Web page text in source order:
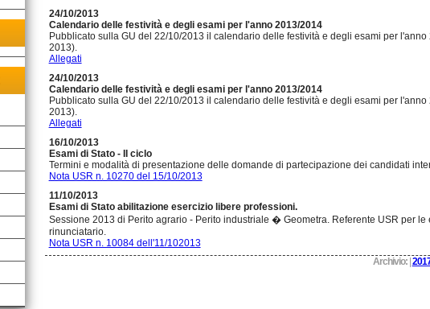
24/10/2013
Calendario delle festività e degli esami per l'anno 2013/2014
Pubblicato sulla GU del 22/10/2013 il calendario delle festività e degli esami per
2013).
Allegati
24/10/2013
Calendario delle festività e degli esami per l'anno 2013/2014
Pubblicato sulla GU del 22/10/2013 il calendario delle festività e degli esami per
2013).
Allegati
16/10/2013
Esami di Stato - II ciclo
Termini e modalità di presentazione delle domande di partecipazione dei candidati
Nota USR n. 10270 del 15/10/2013
11/10/2013
Esami di Stato abilitazione esercizio libere professioni.
Sessione 2013 di Perito agrario - Perito industriale � Geometra. Referente USR per
rinunciatario.
Nota USR n. 10084 dell'11/102013
Archivio:|